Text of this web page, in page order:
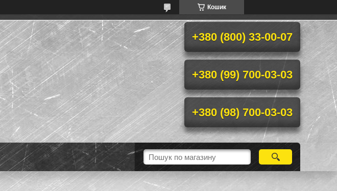
Кошик
+380 (800) 33-00-07
+380 (99) 700-03-03
+380 (98) 700-03-03